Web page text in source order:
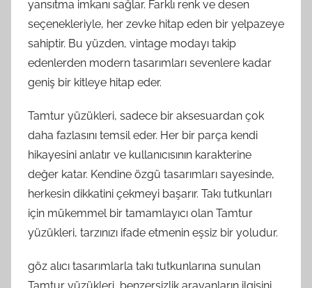
yansıtma imkanı sağlar. Farklı renk ve desen
seçenekleriyle, her zevke hitap eden bir yelpazeye
sahiptir. Bu yüzden, vintage modayı takip
edenlerden modern tasarımları sevenlere kadar
geniş bir kitleye hitap eder.
Tamtur yüzükleri, sadece bir aksesuardan çok
daha fazlasını temsil eder. Her bir parça kendi
hikayesini anlatır ve kullanıcısının karakterine
değer katar. Kendine özgü tasarımları sayesinde,
herkesin dikkatini çekmeyi başarır. Takı tutkunları
için mükemmel bir tamamlayıcı olan Tamtur
yüzükleri, tarzınızı ifade etmenin eşsiz bir yoludur.
göz alıcı tasarımlarla takı tutkunlarına sunulan
Tamtur yüzükleri, benzersizlik arayanların ilgisini